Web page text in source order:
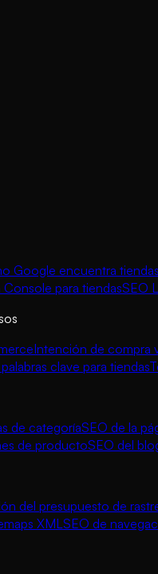
Google encuentra
para tiendasSEO
Intención de compra
clave para tiendas
de categoríaSEO de la
de productoSEO del
del presupuesto de
XMLSEO de